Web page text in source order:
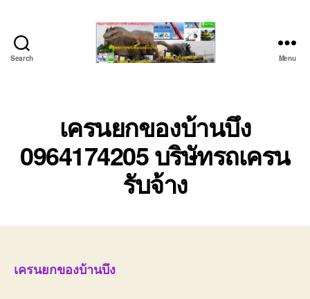
Search
ของ
หนัก
ติดต่อ
0818900005,
0640711613,
Menu
เครนยกของบ้านบึง
0964174205 บริษัทรถเครน
รับจ้าง
เครนยกของบ้านบึง